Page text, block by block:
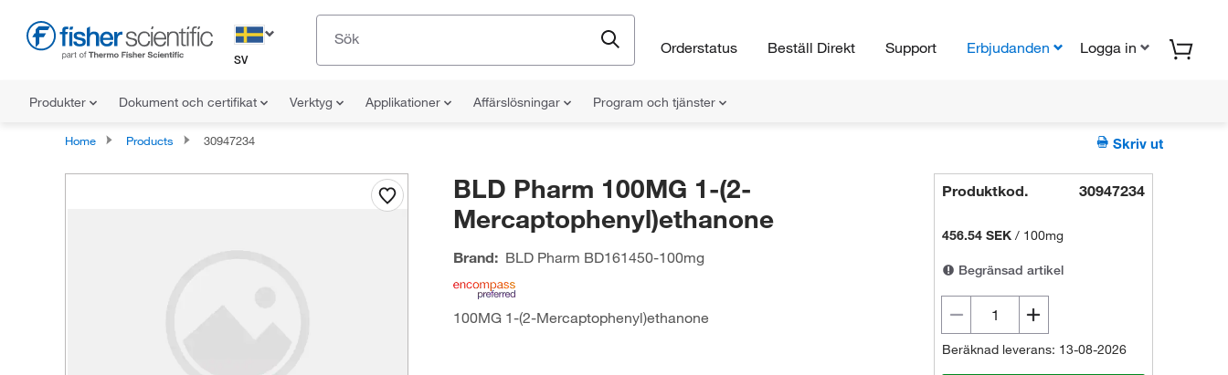
SV
Orderstatus Beställ Direkt Support Erbjudanden Logga in
Produkter Dokument och certifikat Verktyg Applikationer Affärslösningar Program och tjänster
Home Products 30947234 Skriv ut
BLD Pharm 100MG 1-(2-
Mercaptophenyl)ethanone
Brand: BLD Pharm BD161450-100mg
100MG 1-(2-Mercaptophenyl)ethanone
Produktkod. 30947234
456.54 SEK / 100mg
Begränsad artikel
Beräknad leverans: 13-08-2026